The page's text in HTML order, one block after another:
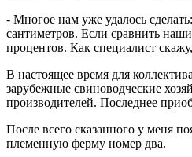
- Многое нам уже удалось
сантиметров. Если сравнить
процентов. Как специалист
В настоящее время для
зарубежные свиноводческие
производителей. Последнее
После всего сказанного у меня
племенную ферму номер два.